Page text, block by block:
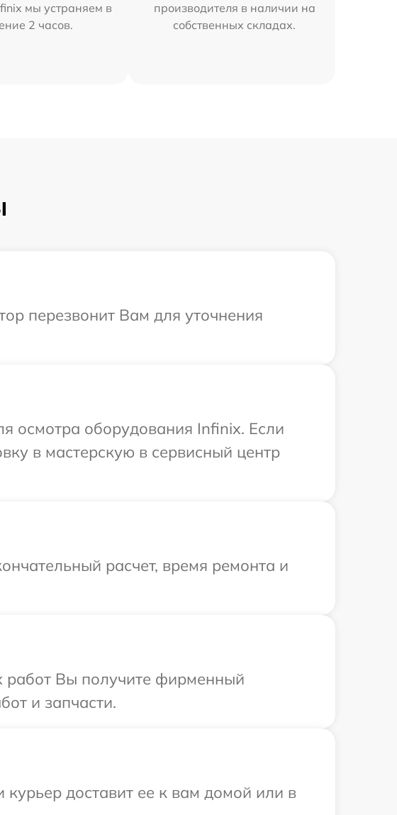
мы устраняем в
2 часов.
производителя в наличии на
собственных складах.
перезвонит Вам для уточнения
осмотра оборудования Infinix. Если
в мастерскую в сервисный центр
расчет, время ремонта и
работ Вы получите фирменный
и запчасти.
доставит ее к вам домой или в